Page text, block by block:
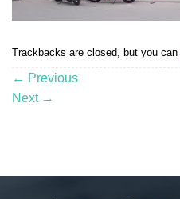
Trackbacks are closed, but you can
← Previous
Next →